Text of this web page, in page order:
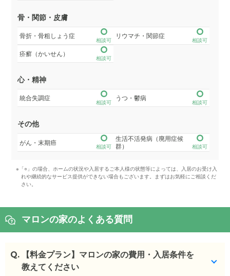
骨・関節・皮膚
骨折・骨粗しょう症
相談可
リウマチ・関節症
相談可
疥癬（かいせん）
相談可
心・精神
統合失調症
相談可
うつ・鬱病
相談可
その他
がん・末期癌
相談可
生活不活発病（廃用症候
群）
相談可
※「○」の場合、ホームの状況や入居するご本人様の状態等によっては、入居のお受け入
れや継続的なサービス提供ができない場合もございます。まずはお気軽にご相談くだ
さい。
マロンの家のよくある質問
Q.
【料金プラン】マロンの家の費用・入居条件を
教えてください